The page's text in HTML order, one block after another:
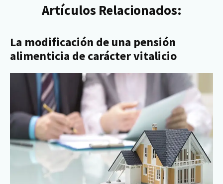
Artículos Relacionados:
La modificación de una pensión
alimenticia de carácter vitalicio